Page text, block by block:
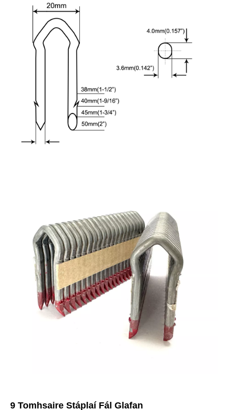
9 Tomhsaire Stáplaí Fál Glafan